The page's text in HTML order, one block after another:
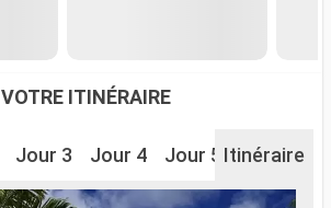
VOTRE ITINÉRAIRE
Jour 3 Jour 4 Jour 5 Jour 6
Itinéraire